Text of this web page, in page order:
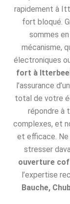
rapidement à
fort bloqué.
sommes
mécanisme,
électroniques
fort à
l’assurance
total de votre
répondre à
complexes, et
et efficace.
stresser
ouverture
l’expertise
Bauche,